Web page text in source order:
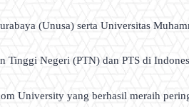
(Unusa) serta Universitas
Tinggi Negeri (PTN) dan PTS di
University yang berhasil meraih